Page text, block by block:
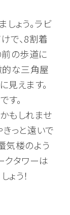
ょう。ラビ
で、8割着
前の歩道に
的な三角屋
えます。
す。
もしれませ
っと遠いで
気楼のよう
クタワーは
う！